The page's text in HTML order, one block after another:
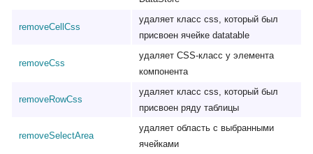
removeCellCss
удаляет класс css, который был
присвоен ячейке datatable
removeCss
удаляет CSS-класс у элемента
компонента
removeRowCss
удаляет класс css, который был
присвоен ряду таблицы
removeSelectArea
удаляет область с выбранными
ячейками